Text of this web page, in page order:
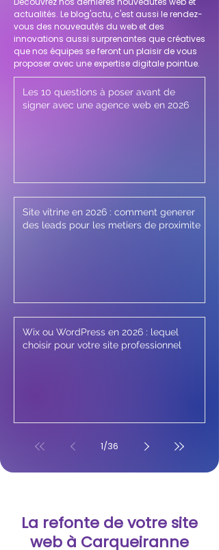
actualités. Le blog'actu, c'est aussi le rendez-
vous des nouveautés du web et des
innovations aussi surprenantes que créatives
que nos équipes se feront un plaisir de vous
proposer avec une expertise digitale pointue.
Les 10 questions à poser avant de
signer avec une agence web en 2026
Site vitrine en 2026 : comment generer
des leads pour les metiers de proximite
Wix ou WordPress en 2026 : lequel
choisir pour votre site professionnel
1/36
La refonte de votre site
web à Carqueiranne